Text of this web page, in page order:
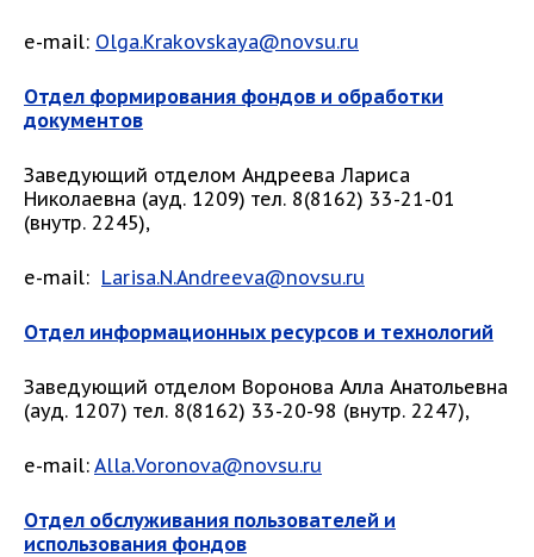
e-mail: Olga.Krakovskaya@novsu.ru
Отдел формирования фондов и обработки
документов
Заведующий отделом Андреева Лариса
Николаевна (ауд. 1209) тел. 8(8162) 33-21-01
(внутр. 2245),
e-mail: Larisa.N.Andreeva@novsu.ru
Отдел информационных ресурсов и технологий
Заведующий отделом Воронова Алла Анатольевна
(ауд. 1207) тел. 8(8162) 33-20-98 (внутр. 2247),
e-mail: Alla.Voronova@novsu.ru
Отдел обслуживания пользователей и
использования фондов